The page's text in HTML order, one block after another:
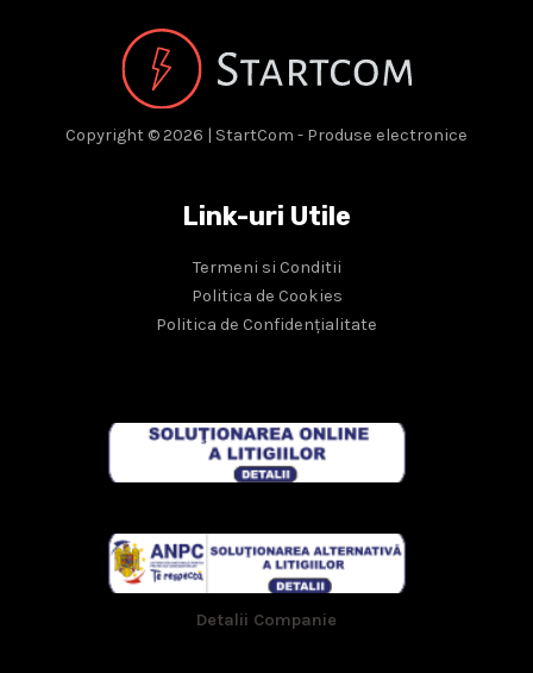
Copyright © 2026 | StartCom - Produse electronice
Link-uri Utile
Termeni si Conditii
Politica de Cookies
Politica de Confidențialitate
Detalii Companie